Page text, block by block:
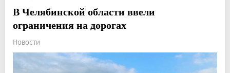
В Челябинской области ввели
ограничения на дорогах
Новости